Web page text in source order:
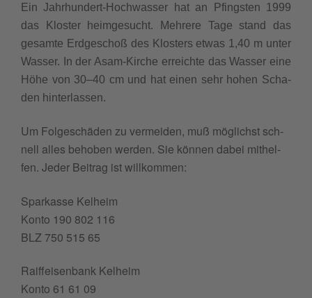
Ein Jah­rhun­dert-Hoch­was­ser hat an Pfing­sten 1999
das Klo­ster hei­m­ge­su­cht. Meh­re­re Tage stand das
gesam­te Erd­ge­schoß des Klo­sters etwas 1,40 m unter
Was­ser. In der Asam-Kir­che errei­ch­te das Was­ser eine
Höhe von 30–40 cm und hat einen sehr hohen Scha­
den hinterlassen.
Um Fol­ge­schä­den zu ver­mei­den, muß mögli­ch­st sch­
nell alles beho­ben wer­den. Sie kön­nen dabei mithel­
fen. Jeder Bei­trag ist willkommen:
Spar­kas­se Kelheim
Kon­to 190 802 116
BLZ 750 515 65
Raif­fei­sen­bank Kelheim
Kon­to 61 61 09